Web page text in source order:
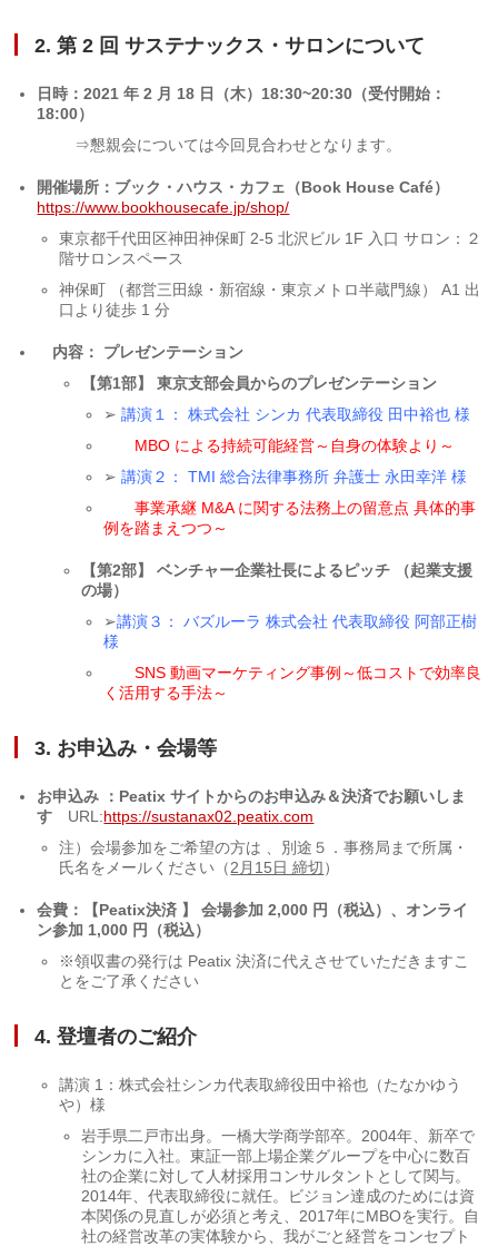
2. 第 2 回 サステナックス・サロンについて
日時：2021 年 2 月 18 日（木）18:30~20:30（受付開始：
18:00）
⇒懇親会については今回見合わせとなります。
開催場所：ブック・ハウス・カフェ（Book House Café）
https://www.bookhousecafe.jp/shop/
東京都千代田区神田神保町 2-5 北沢ビル 1F 入口 サロン：２
階サロンスペース
神保町 （都営三田線・新宿線・東京メトロ半蔵門線） A1 出
口より徒歩 1 分
内容： プレゼンテーション
【第1部】 東京支部会員からのプレゼンテーション
➢講演１： 株式会社 シンカ 代表取締役 田中裕也 様
MBO による持続可能経営～自身の体験より～
➢講演２： TMI 総合法律事務所 弁護士 永田幸洋 様
事業承継 M&A に関する法務上の留意点 具体的事
例を踏まえつつ～
【第2部】 ベンチャー企業社長によるピッチ （起業支援
の場）
➢講演３： バズルーラ 株式会社 代表取締役 阿部正樹
様
SNS 動画マーケティング事例～低コストで効率良
く活用する手法～
3. お申込み・会場等
お申込み ：Peatix サイトからのお申込み＆決済でお願いしま
す URL:https://sustanax02.peatix.com
注）会場参加をご希望の方は 、別途５．事務局まで所属・
氏名をメールください（2月15日 締切）
会費：【Peatix決済 】 会場参加 2,000 円（税込）、オンライ
ン参加 1,000 円（税込）
※領収書の発行は Peatix 決済に代えさせていただきますこ
とをご了承ください
4. 登壇者のご紹介
講演 1：株式会社シンカ代表取締役田中裕也（たなかゆう
や）様
岩手県二戸市出身。一橋大学商学部卒。2004年、新卒で
シンカに入社。東証一部上場企業グループを中心に数百
社の企業に対して人材採用コンサルタントとして関与。
2014年、代表取締役に就任。ビジョン達成のためには資
本関係の見直しが必須と考え、2017年にMBOを実行。自
社の経営改革の実体験から、我がごと経営をコンセプト